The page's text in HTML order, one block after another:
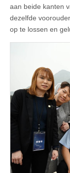
aan beide kanten
dezelfde
op te lossen en